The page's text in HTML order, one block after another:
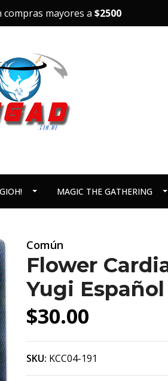
mayores a $2500
MAGIC THE GATHERING
Común
Flower
Yugi Español
$30.00
SKU: KCC04-191